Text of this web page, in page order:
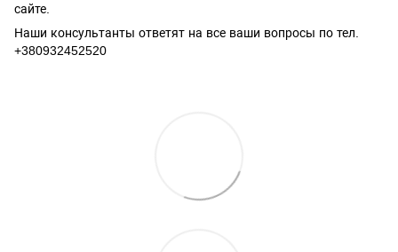
сайте.
Наши консультанты ответят на все ваши вопросы по тел.
+380932452520